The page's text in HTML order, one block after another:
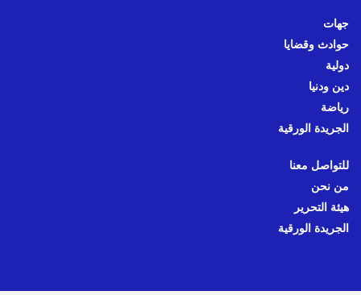
جهات
حوادث وقضايا
دولية
دين ودنيا
رياضة
الجريدة الورقية
للتواصل معنا
من نحن
هيئة التحرير
الجريدة الورقية